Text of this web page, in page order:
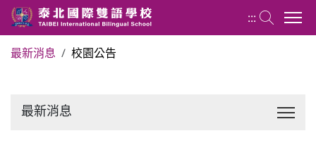
最新消息 校園公告
最新消息
:::
最新消息